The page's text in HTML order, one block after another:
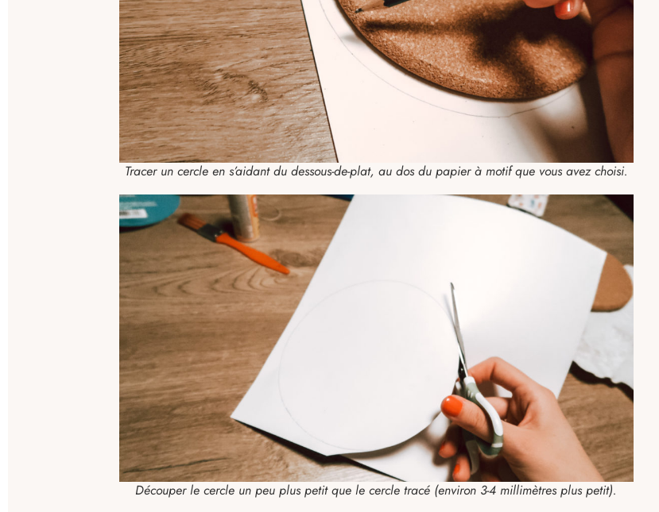
Tracer un cercle en s’aidant du dessous-de-plat, au dos du papier à motif que vous avez choisi.
Découper le cercle un peu plus petit que le cercle tracé (environ 3-4 millimètres plus petit).